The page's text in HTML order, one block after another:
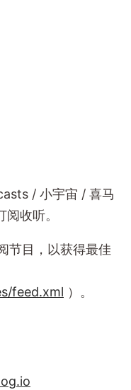
/ 小宇宙 / 喜马
收听。
节目，以获得最佳
feed.xml ）。